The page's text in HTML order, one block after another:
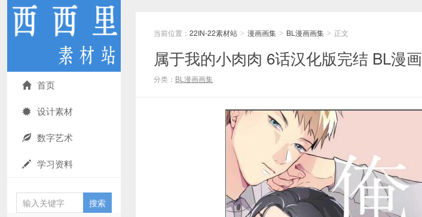
首页
设计素材
数字艺术
学习资料
当前位置： 22IN-22素材站 > 漫画画集 > BL漫画画集 > 正文
属于我的小肉肉 6话汉化版完结 BL漫画
分类： BL漫画画集